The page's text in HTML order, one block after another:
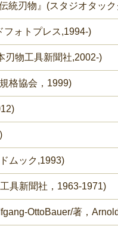
統刃物』(スタジオタッ
ォトプレス,1994-)
刃物工具新聞社,2002-)
格協会，1999)
ムック,1993)
具新聞社，1963-1971)
OttoBauer/著，